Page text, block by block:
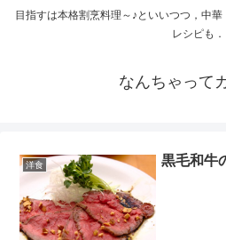
目指すは本格割烹料理～♪といいつつ，中
レシピも．
なんちゃって
洋食 黒毛和牛